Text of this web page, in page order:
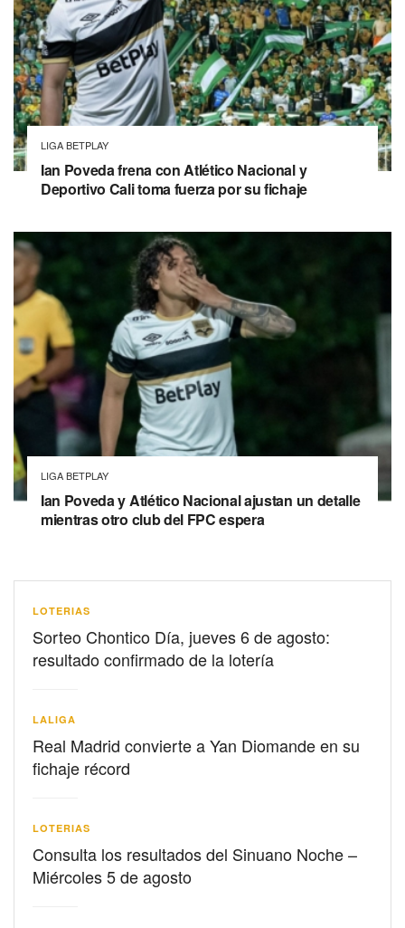
LIGA BETPLAY
Ian Poveda frena con Atlético Nacional y
Deportivo Cali toma fuerza por su fichaje
LIGA BETPLAY
Ian Poveda y Atlético Nacional ajustan un detalle
mientras otro club del FPC espera
LOTERIAS
Sorteo Chontico Día, jueves 6 de agosto:
resultado confirmado de la lotería
LALIGA
Real Madrid convierte a Yan Diomande en su
fichaje récord
LOTERIAS
Consulta los resultados del Sinuano Noche –
Miércoles 5 de agosto